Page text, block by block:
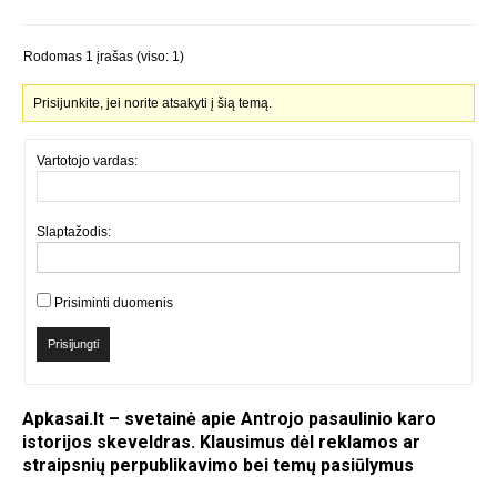
Rodomas 1 įrašas (viso: 1)
Prisijunkite, jei norite atsakyti į šią temą.
Vartotojo vardas:
Slaptažodis:
Prisiminti duomenis
Prisijungti
Apkasai.lt – svetainė apie Antrojo pasaulinio karo
istorijos skeveldras. Klausimus dėl reklamos ar
straipsnių perpublikavimo bei temų pasiūlymus